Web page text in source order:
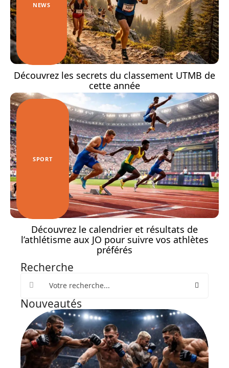
NEWS
Découvrez les secrets du classement UTMB de
cette année
SPORT
Découvrez le calendrier et résultats de
l’athlétisme aux JO pour suivre vos athlètes
préférés
Recherche
Nouveautés